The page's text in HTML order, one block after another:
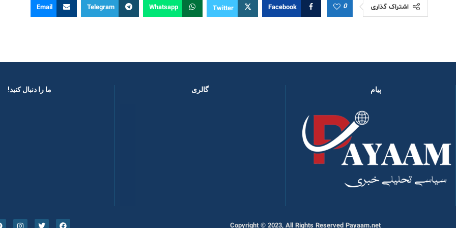
اشتراک گذاری 0
Facebook
Twitter
Whatsapp
Telegram
Email
پیام گالری ما را دنبال کنید! ​